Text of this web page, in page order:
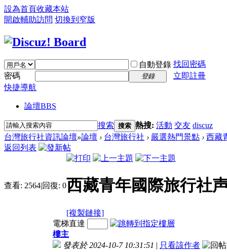
設為首頁收藏本站
開啟輔助訪問 切換到窄版
自動登錄 找回密碼
密碼
登錄
立即註冊
快捷導航
論壇BBS
搜索 搜索 熱搜: 活動 交友 discuz
台灣旅行社資訊論壇»論壇 › 台灣旅行社 › 嚴選熱門景點 › 西藏
返回列表
查看: 2564|回復: 0西藏青年國際旅行社
[複製鏈接]
電梯直達
樓主
發表於 2024-10-7 10:31:51 | 只看該作者